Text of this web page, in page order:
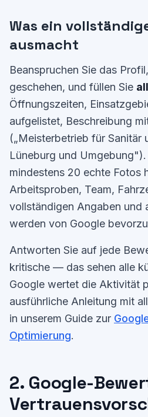
Was ein
ausmacht
Beanspruchen Sie das
geschehen, und füllen Sie
Öffnungszeiten,
aufgelistet, Beschreibung
(„Meisterbetrieb für Sanitär
Lüneburg und
mindestens 20 echte Fotos
Arbeitsproben, Team,
vollständigen Angaben und
werden von Google
Antworten Sie auf jede
kritische — das sehen alle
Google wertet die Aktivität
ausführliche Anleitung mit
in unserem Guide zur
Optimierung.
2. Google-